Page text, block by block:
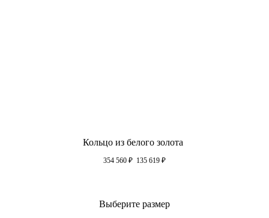
Кольцо из белого золота
354 560 ₽ 135 619 ₽
Выберите размер